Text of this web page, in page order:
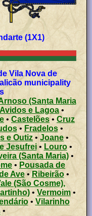
(1X1)
Vila Nova de
municipality
(Santa Maria
Avidos e Lagoa•
• Castelões• Cruz
• Fradelos•
e Outiz • Joane•
Jesufrei• Louro•
(Santa Maria) •
• Pousada de
Ave•Ribeirão•
(São Cosme),
• Vermoim •
• Vilarinho
•